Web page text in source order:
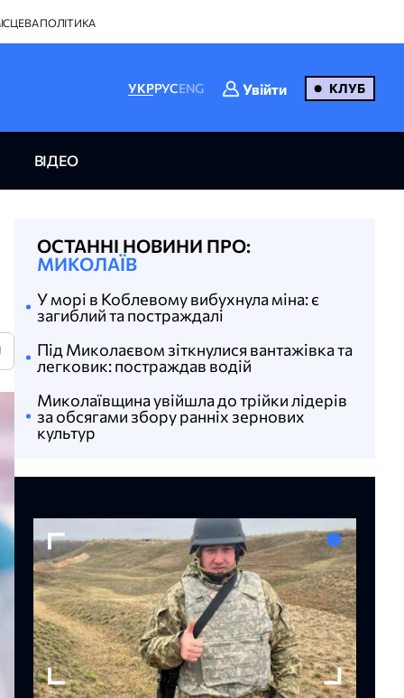
ПОЛІТИКА
УКРРУСENG Увійти КЛУБ
ВІДЕО
ОСТАННІ НОВИНИ ПРО:
МИКОЛАЇВ
У морі в Коблевому вибухнула міна: є
загиблий та постраждалі
Під Миколаєвом зіткнулися вантажівка та
легковик: постраждав водій
Миколаївщина увійшла до трійки лідерів
за обсягами збору ранніх зернових
культур